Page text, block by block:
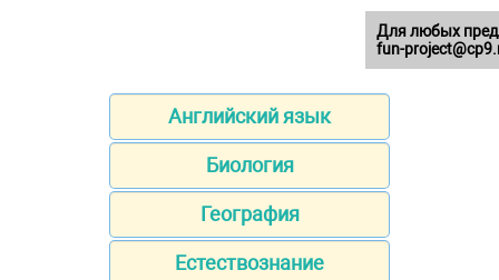
Английский язык
Биология
География
Естествознание
Для любых
fun-